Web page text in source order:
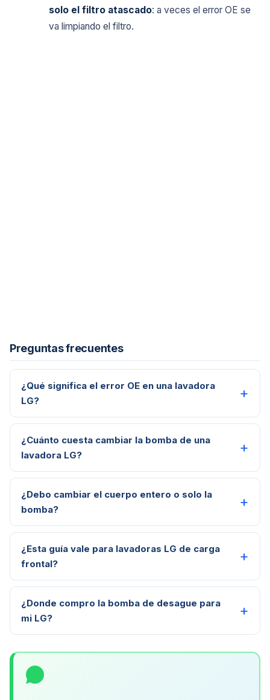
solo el filtro atascado: a veces el error OE se
va limpiando el filtro.
Preguntas frecuentes
¿Qué significa el error OE en una lavadora
LG?
¿Cuánto cuesta cambiar la bomba de una
lavadora LG?
¿Debo cambiar el cuerpo entero o solo la
bomba?
¿Esta guía vale para lavadoras LG de carga
frontal?
¿Donde compro la bomba de desague para
mi LG?